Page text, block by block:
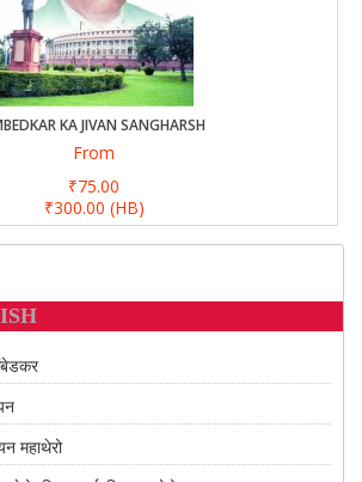
KA JIVAN SANGHARSH
From
₹75.00
₹300.00 (HB)
महाथेरो